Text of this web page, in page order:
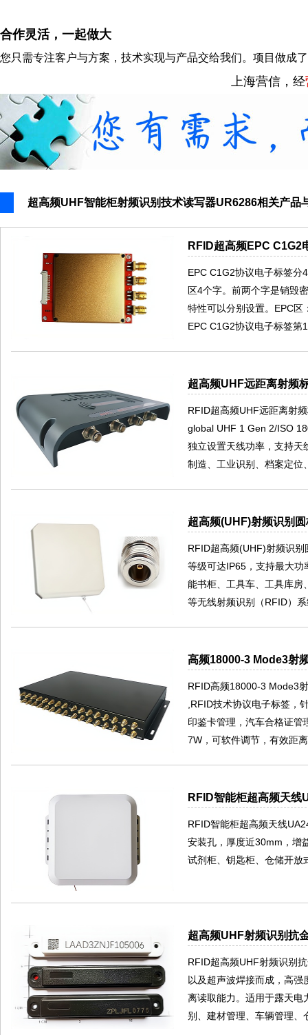
合作灵活，一起做大
您只需专注客户与方案，技术实现与产品交给我们。项目做成
上海营信，经
超高频UHF智能柜射频识别技术读写器UR6286相关产品
RFID超高频EPC C1G2
EPC C1G2协议电子标签分
区4个字。前两个字是销毁
特性可以分别设置。EPC区
EPC C1G2协议电子标签第
超高频UHF远距离射频
RFID超高频UHF远距离射
global UHF 1 Gen 2/ISO
独立设置天线功率，支持天
制造、工业识别、档案定位
超高频(UHF)射频识别
RFID超高频(UHF)射频识
等级可达IP65，支持最大
能书柜、工具车、工具库房
等无线射频识别（RFID）
高频18000-3 Mode3射
RFID高频18000-3 Mode3
,RFID技术协议电子标签，
印鉴卡管理，汽车合格证
7W，可软件调节，有效距
RFID智能柜超高频天线
RFID智能柜超高频天线
安装孔，厚度近30mm，增
试剂柜、钥匙柜、仓储开放
超高频UHF射频识别抗
RFID超高频UHF射频识别
以及超声波焊接而成，高
离读取能力。适用于露天电
别、建材管理、车辆管理、